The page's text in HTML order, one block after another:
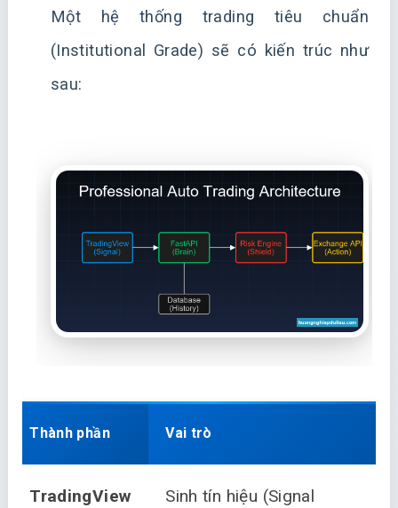
Một hệ thống trading tiêu chuẩn
(Institutional Grade) sẽ có kiến trúc như
sau:
Thành phần Vai trò
TradingView
Sinh tín hiệu (Signal